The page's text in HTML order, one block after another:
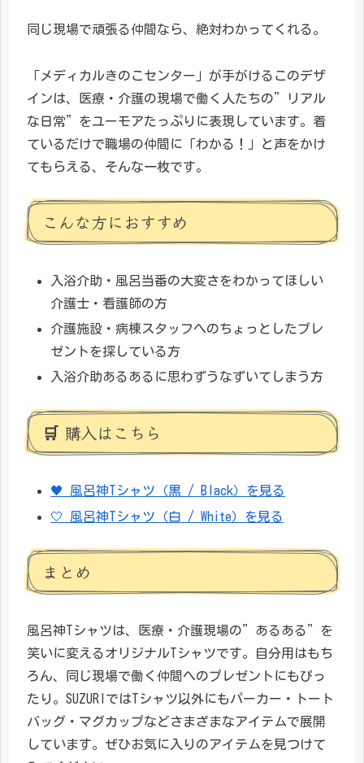
同じ現場で頑張る仲間なら、絶対わかってくれる。
「メディカルきのこセンター」が手がけるこのデザ
インは、医療・介護の現場で働く人たちの”リアル
な日常”をユーモアたっぷりに表現しています。着
ているだけで職場の仲間に「わかる！」と声をかけ
てもらえる、そんな一枚です。
こんな方におすすめ
入浴介助・風呂当番の大変さをわかってほしい
介護士・看護師の方
介護施設・病棟スタッフへのちょっとしたプレ
ゼントを探している方
入浴介助あるあるに思わずうなずいてしまう方
🛒 購入はこちら
🖤 風呂神Tシャツ（黒 / Black）を見る
🤍 風呂神Tシャツ（白 / White）を見る
まとめ
風呂神Tシャツは、医療・介護現場の”あるある”を
笑いに変えるオリジナルTシャツです。自分用はもち
ろん、同じ現場で働く仲間へのプレゼントにもぴっ
たり。SUZURIではTシャツ以外にもパーカー・トート
バッグ・マグカップなどさまざまなアイテムで展開
しています。ぜひお気に入りのアイテムを見つけて